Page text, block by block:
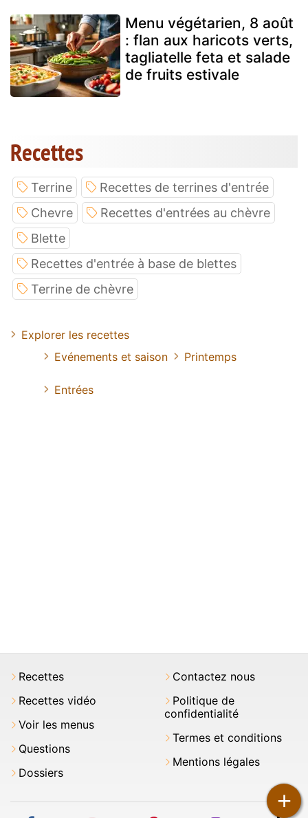
+
Menu végétarien, 8 août
: flan aux haricots verts,
tagliatelle feta et salade
de fruits estivale
Recettes
Terrine
Recettes de terrines d'entrée
Chevre
Recettes d'entrées au chèvre
Blette
Recettes d'entrée à base de blettes
Terrine de chèvre
Explorer les recettes
Evénements et saison
Printemps
Entrées
Recettes
Recettes vidéo
Voir les menus
Questions
Dossiers
Contactez nous
Politique de
confidentialité
Termes et conditions
Mentions légales